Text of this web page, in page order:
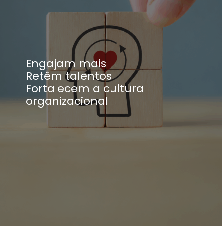
Engajam mais
Retêm talentos
Fortalecem a cultura
organizacional